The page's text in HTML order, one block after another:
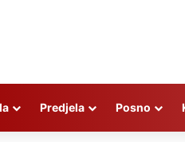
Predjela Posno